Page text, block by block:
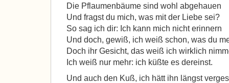
Die Pflaumenbäume sind wohl abgehauen
Und fragst du mich, was mit der Liebe sei?
So sag ich dir: Ich kann mich nicht erinnern
Und doch, gewiß, ich weiß schon, was du
Doch ihr Gesicht, das weiß ich wirklich
Ich weiß nur mehr: ich küßte es dereinst.
Und auch den Kuß, ich hätt ihn längst